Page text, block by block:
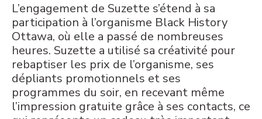
L’engagement de Suzette s’étend à sa
participation à l’organisme Black History
Ottawa, où elle a passé de nombreuses
heures. Suzette a utilisé sa créativité pour
rebaptiser les prix de l’organisme, ses
dépliants promotionnels et ses
programmes du soir, en recevant même
l’impression gratuite grâce à ses contacts, ce